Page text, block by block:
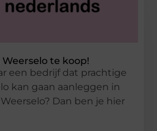
te koop!
een bedrijf dat prachtige
kan gaan aanleggen in
Dan ben je hier